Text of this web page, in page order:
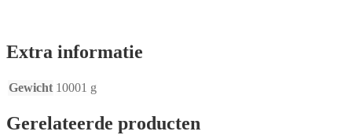
Extra informatie
Gewicht 10001 g
Gerelateerde producten